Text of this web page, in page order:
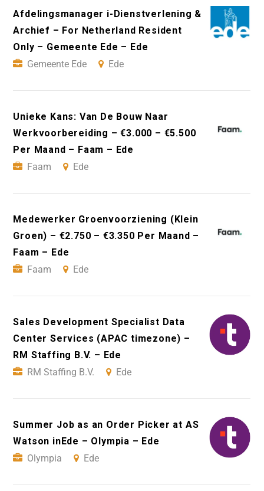
Afdelingsmanager i-Dienstverlening &
Archief – For Netherland Resident
Only – Gemeente Ede – Ede
Gemeente Ede
Ede
Unieke Kans: Van De Bouw Naar
Werkvoorbereiding – €3.000 – €5.500
Per Maand – Faam – Ede
Faam
Ede
Medewerker Groenvoorziening (Klein
Groen) – €2.750 – €3.350 Per Maand –
Faam – Ede
Faam
Ede
Sales Development Specialist Data
Center Services (APAC timezone) –
RM Staffing B.V. – Ede
RM Staffing B.V.
Ede
Summer Job as an Order Picker at AS
Watson inEde – Olympia – Ede
Olympia
Ede